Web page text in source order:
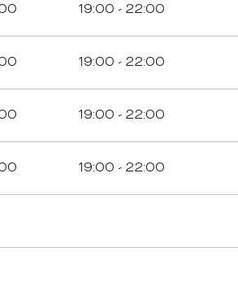
19:00 - 22:00
19:00 - 22:00
19:00 - 22:00
19:00 - 22:00